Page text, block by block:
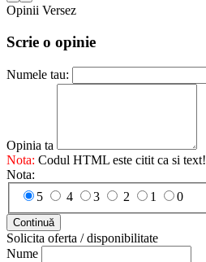
Opinii Versez
Scrie o opinie
Numele tau:
Opinia ta
Nota: Codul HTML este citit ca si text!
Nota:
5
4 3 2 1 0
Continuă
Solicita oferta / disponibilitate
Nume